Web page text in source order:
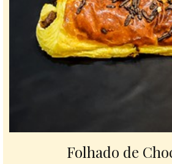
Folhado de